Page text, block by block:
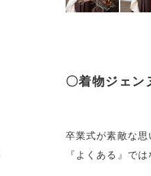
〇着物ジェン
卒業式が素敵な思
『よくある』で